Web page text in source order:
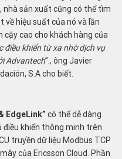
nhà sản xuất cũng có thể tìm
về hiệu suất của nó và lần
cao cho khách hàng của
điều khiển từ xa nhờ dịch vụ
Advantech”., ông Javier
S.A cho biết.
EdgeLink” có thể dễ dàng
khiển thông minh trên
truyền dữ liệu Modbus TCP
của Ericsson Cloud. Phần